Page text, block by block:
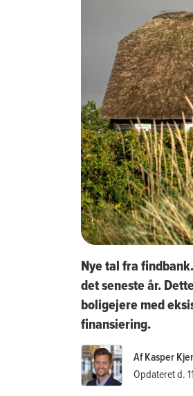
Nye tal fra
det seneste år.
boligejere med
finansiering.
Af Kasper
Opdateret d.